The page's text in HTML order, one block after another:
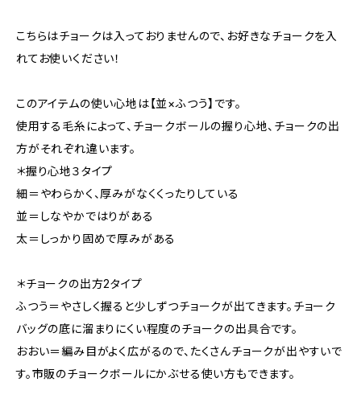
こちらはチョークは入っておりませんので、お好きなチョークを入
れてお使いください！
このアイテムの使い心地は【並×ふつう】です。
使用する毛糸によって、チョークボールの握り心地、チョークの出
方がそれぞれ違います。
＊握り心地３タイプ
細＝やわらかく、厚みがなくくったりしている
並＝しなやかではりがある
太＝しっかり固めで厚みがある
＊チョークの出方2タイプ
ふつう＝やさしく握ると少しずつチョークが出てきます。チョーク
バッグの底に溜まりにくい程度のチョークの出具合です。
おおい＝編み目がよく広がるので、たくさんチョークが出やすいで
す。市販のチョークボールにかぶせる使い方もできます。